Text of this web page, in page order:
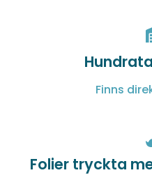
Finns
Folier tryckta